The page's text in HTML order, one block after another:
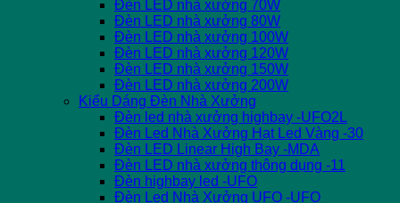
Đèn LED nhà xưởng 70W
Đèn LED nhà xưởng 80W
Đèn LED nhà xưởng 100W
Đèn LED nhà xưởng 120W
Đèn LED nhà xưởng 150W
Đèn LED nhà xưởng 200W
Kiểu Dáng Đèn Nhà Xưởng
Đèn led nhà xưởng highbay -UFO2L
Đèn Led Nhà Xưởng Hạt Led Vàng -30
Đèn LED Linear High Bay -MDA
Đèn LED nhà xưởng thông dụng -11
Đèn highbay led -UFO
Đèn Led Nhà Xưởng UFO -UFO